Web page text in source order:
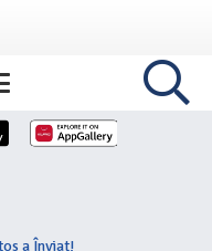
a Înviat!